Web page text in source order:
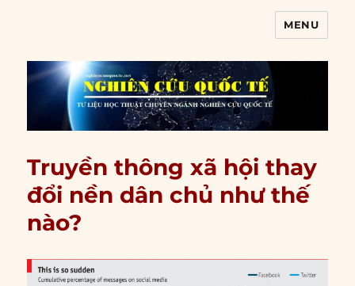
MENU
Truyền thông xã hội thay
đổi nền dân chủ như thế
nào?